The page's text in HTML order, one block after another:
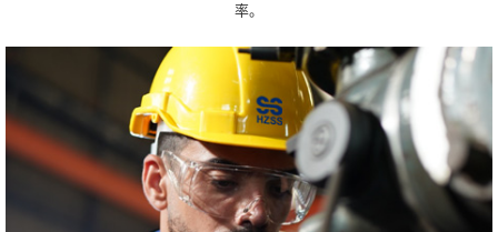
率。